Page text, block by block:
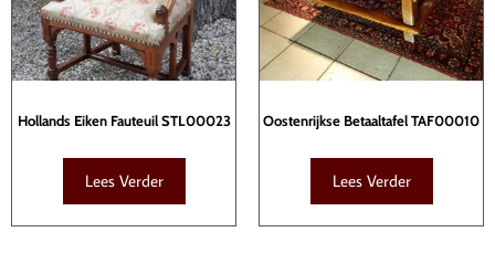
Hollands Eiken Fauteuil STL00023
Lees Verder
Oostenrijkse Betaaltafel TAF00010
Lees Verder